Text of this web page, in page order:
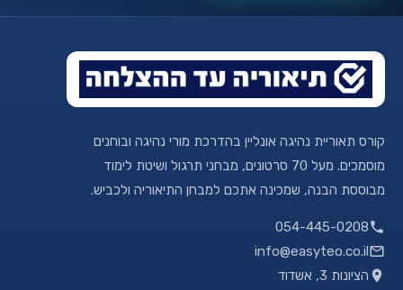
קורס תאוריית נהיגה אונליין בהדרכת מורי נהיגה ובוחנים
מוסמכים. מעל 70 סרטונים, מבחני תרגול ושיטת לימוד
מבוססת הבנה, שמכינה אתכם למבחן התיאוריה ולכביש.
054-445-0208
info@easyteo.co.il
הציונות 3, אשדוד